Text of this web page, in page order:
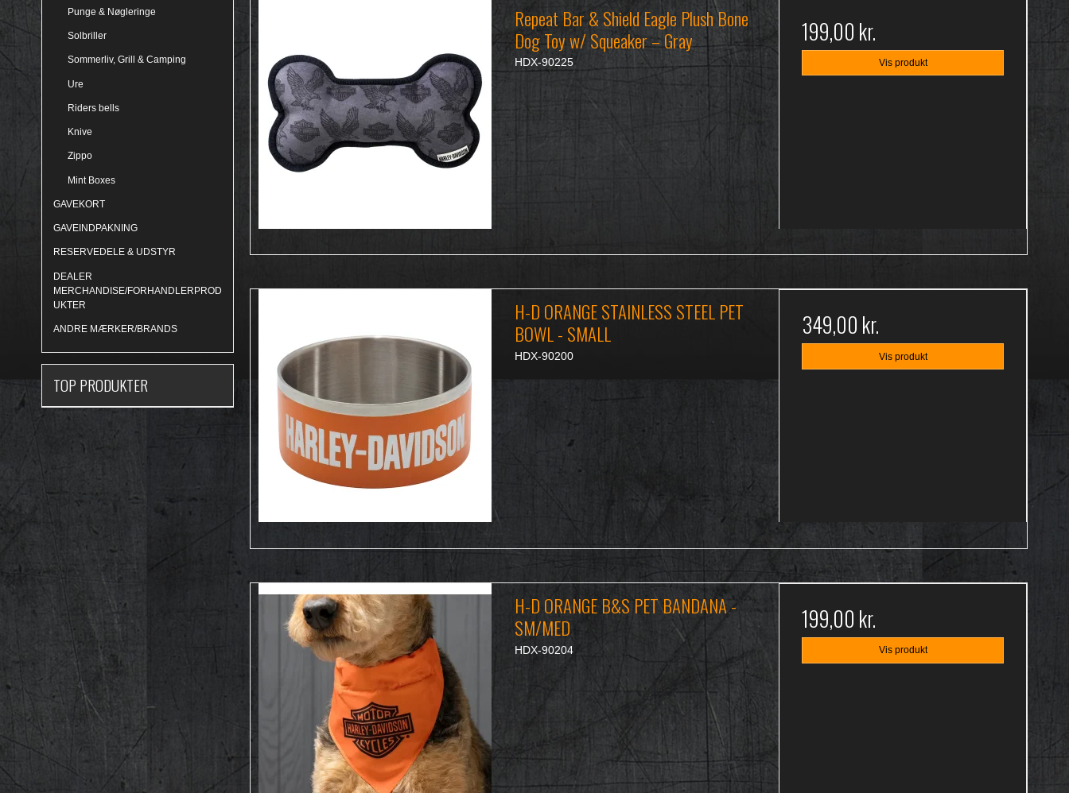
Punge & Nøgleringe
Solbriller
Sommerliv, Grill & Camping
Ure
Riders bells
Knive
Zippo
Mint Boxes
GAVEKORT
GAVEINDPAKNING
RESERVEDELE & UDSTYR
DEALER
MERCHANDISE/FORHANDLERPROD
UKTER
ANDRE MÆRKER/BRANDS
TOP PRODUKTER
Repeat Bar & Shield Eagle Plush Bone
Dog Toy w/ Squeaker – Gray
HDX-90225
199,00 kr.
Vis produkt
H-D ORANGE STAINLESS STEEL PET
BOWL - SMALL
HDX-90200
349,00 kr.
Vis produkt
H-D ORANGE B&S PET BANDANA -
SM/MED
HDX-90204
199,00 kr.
Vis produkt